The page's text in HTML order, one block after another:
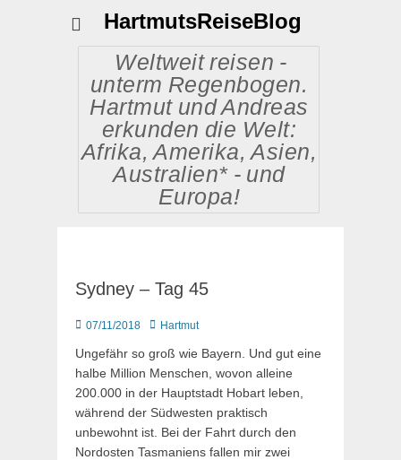
HartmutsReiseBlog
Weltweit reisen -
unterm Regenbogen.
Hartmut und Andreas
erkunden die Welt:
Afrika, Amerika, Asien,
Australien* - und
Europa!
Sydney – Tag 45
Posted
07/11/2018 AutorHartmut
Ungefähr so groß wie Bayern. Und gut eine
halbe Million Menschen, wovon alleine
200.000 in der Hauptstadt Hobart leben,
während der Südwesten praktisch
unbewohnt ist. Bei der Fahrt durch den
Nordosten Tasmaniens fallen mir zwei